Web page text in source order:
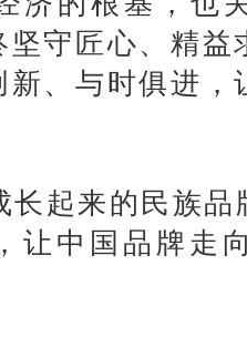
守匠心、精益
、与时俱进，
长起来的民族
让中国品牌走